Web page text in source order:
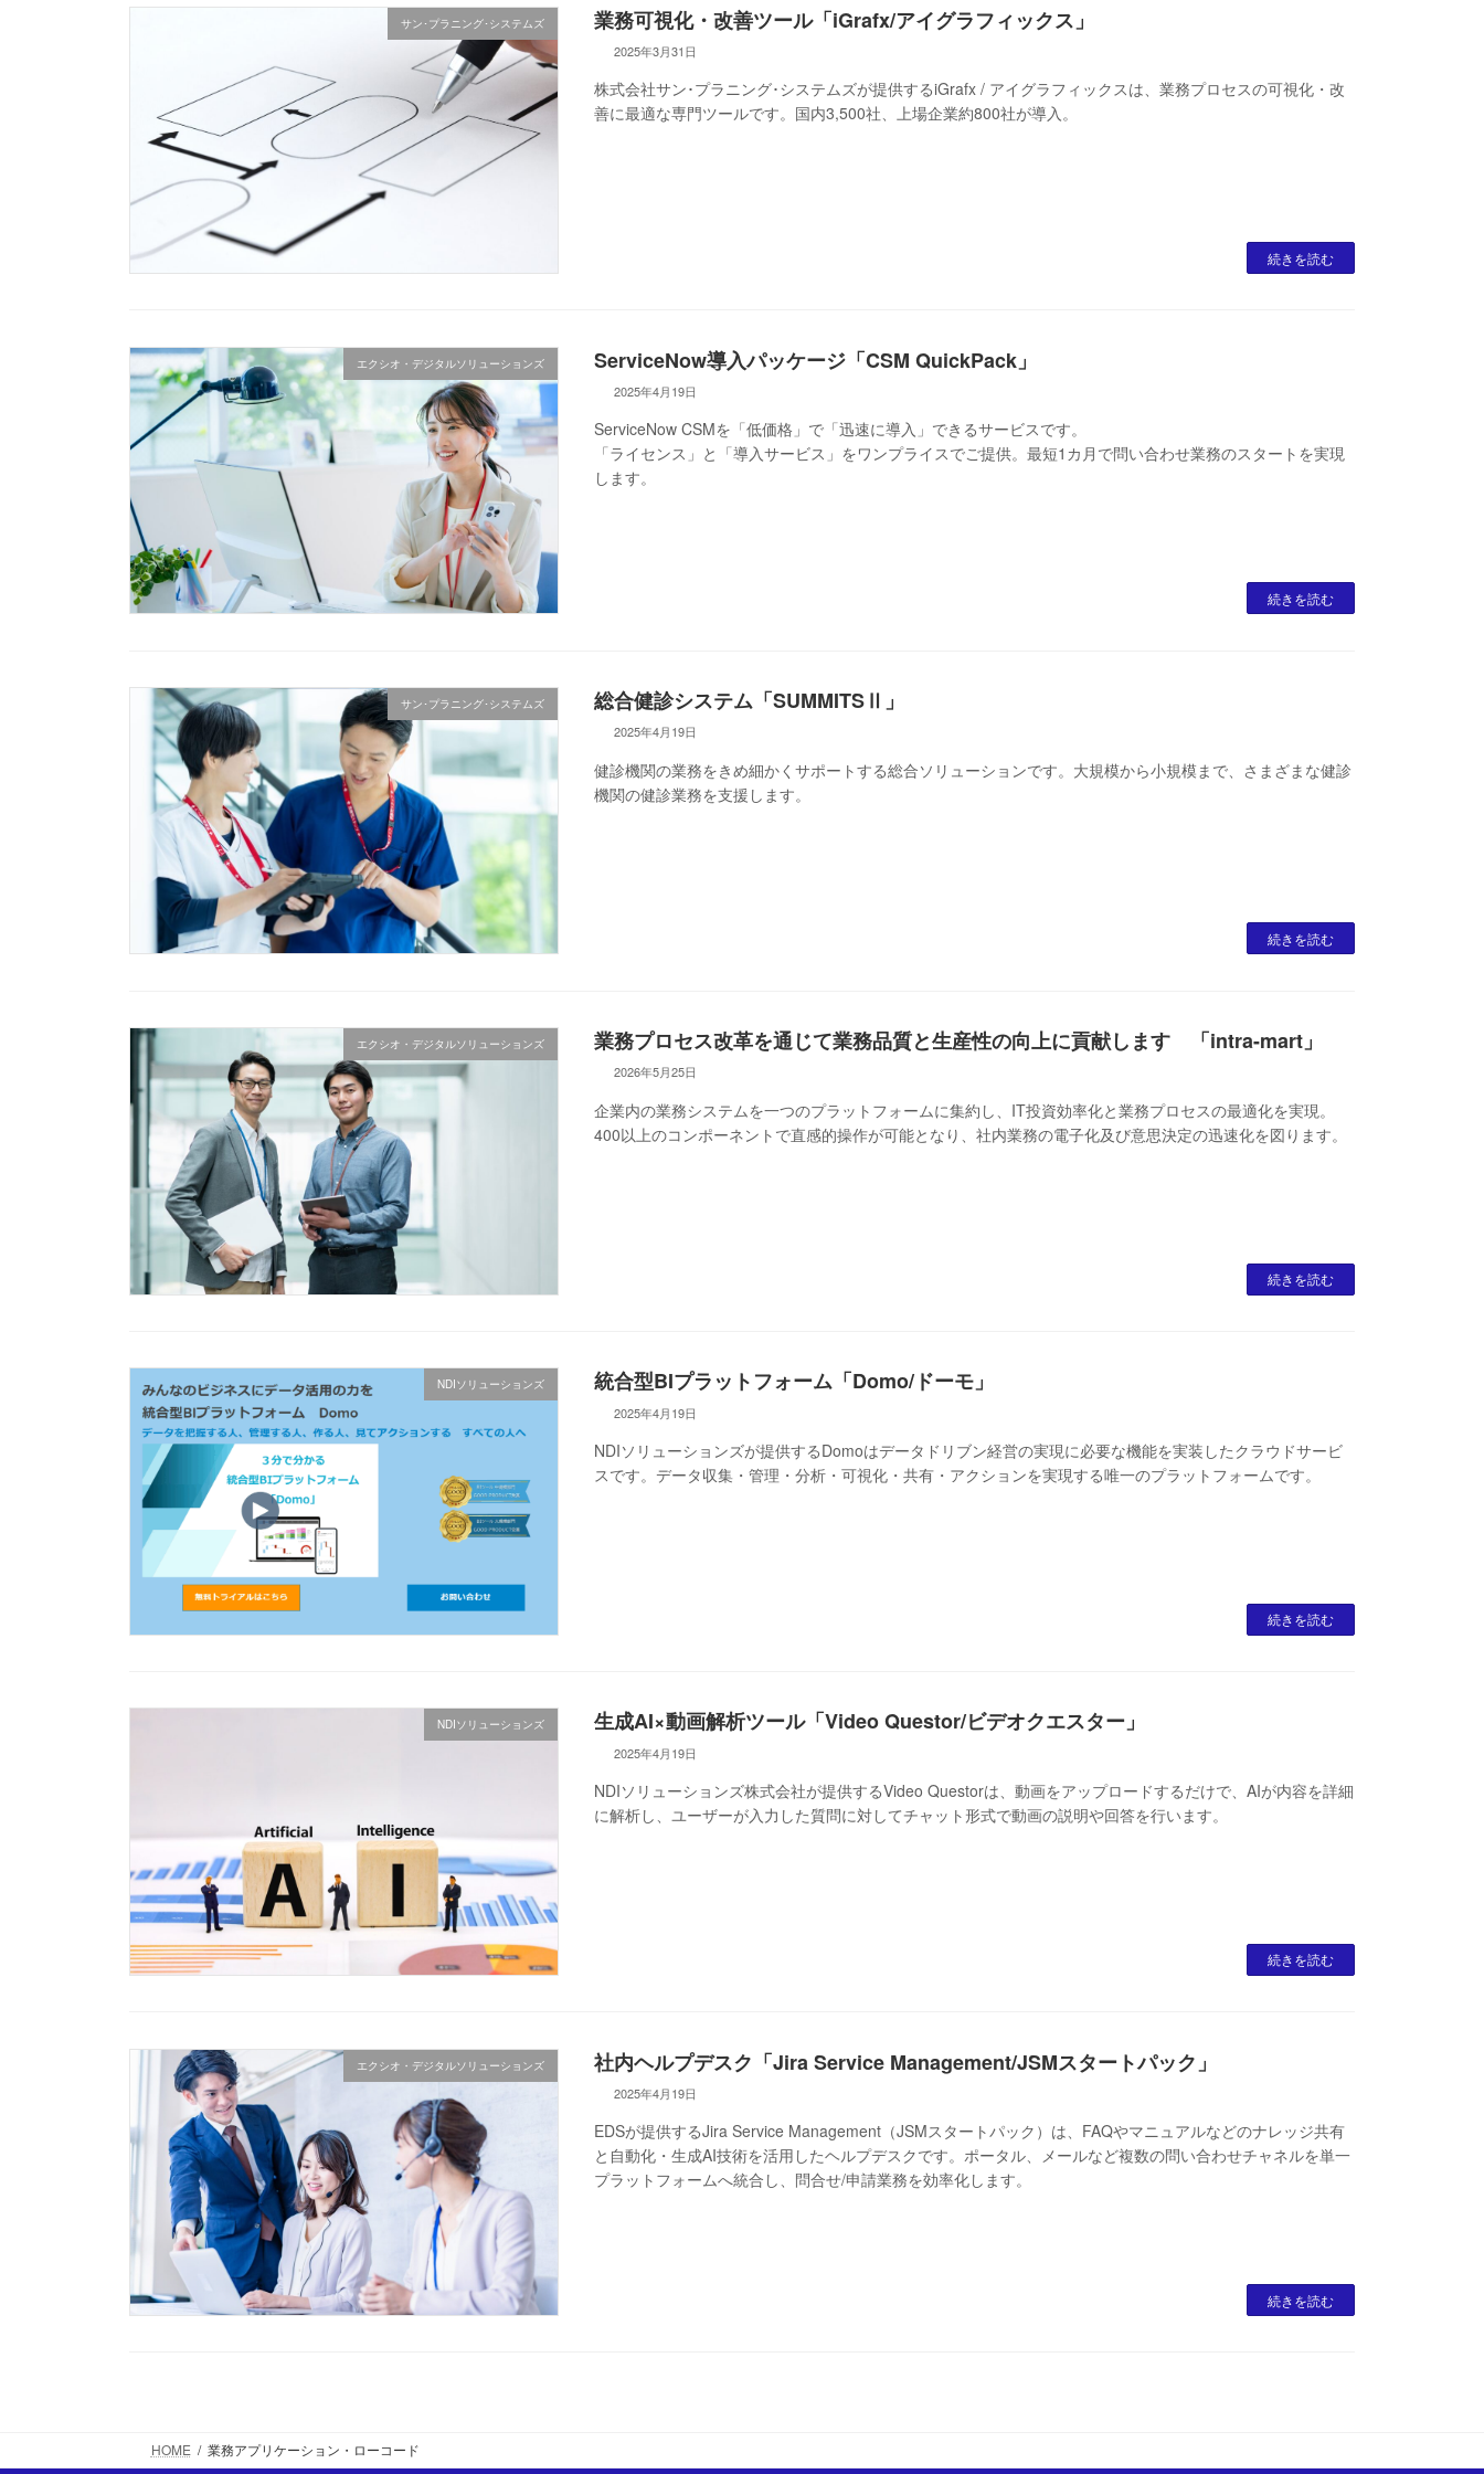
サン･プラニング･システムズ 業務可視化・改善ツール「iGrafx/アイグラフィックス」
2025年3月31日
株式会社サン･プラニング･システムズが提供するiGrafx / アイグラフィックスは、業務プロセスの可視化・改
善に最適な専門ツールです。国内3,500社、上場企業約800社が導入。
続きを読む
エクシオ・デジタルソリューションズ ServiceNow導入パッケージ「CSM QuickPack」
2025年4月19日
ServiceNow CSMを「低価格」で「迅速に導入」できるサービスです。
「ライセンス」と「導入サービス」をワンプライスでご提供。最短1カ月で問い合わせ業務のスタートを実現
します。
続きを読む
サン･プラニング･システムズ 総合健診システム「SUMMITSⅡ」
2025年4月19日
健診機関の業務をきめ細かくサポートする総合ソリューションです。大規模から小規模まで、さまざまな健診
機関の健診業務を支援します。
続きを読む
エクシオ・デジタルソリューションズ 業務プロセス改革を通じて業務品質と生産性の向上に貢献します 「intra-mart」
2026年5月25日
企業内の業務システムを一つのプラットフォームに集約し、IT投資効率化と業務プロセスの最適化を実現。
400以上のコンポーネントで直感的操作が可能となり、社内業務の電子化及び意思決定の迅速化を図ります。
続きを読む
NDIソリューションズ 統合型BIプラットフォーム「Domo/ドーモ」
2025年4月19日
NDIソリューションズが提供するDomoはデータドリブン経営の実現に必要な機能を実装したクラウドサービ
スです。データ収集・管理・分析・可視化・共有・アクションを実現する唯一のプラットフォームです。
続きを読む
NDIソリューションズ 生成AI×動画解析ツール「Video Questor/ビデオクエスター」
2025年4月19日
NDIソリューションズ株式会社が提供するVideo Questorは、動画をアップロードするだけで、AIが内容を詳細
に解析し、ユーザーが入力した質問に対してチャット形式で動画の説明や回答を行います。
続きを読む
エクシオ・デジタルソリューションズ 社内ヘルプデスク「Jira Service Management/JSMスタートパック」
2025年4月19日
EDSが提供するJira Service Management（JSMスタートパック）は、FAQやマニュアルなどのナレッジ共有
と自動化・生成AI技術を活用したヘルプデスクです。ポータル、メールなど複数の問い合わせチャネルを単一
プラットフォームへ統合し、問合せ/申請業務を効率化します。
続きを読む
HOME 業務アプリケーション・ローコード